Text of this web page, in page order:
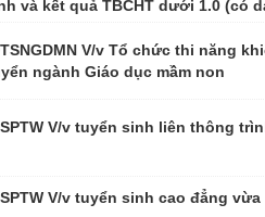
và kết quả TBCHT dưới 1.0 (có
V/v Tổ chức thi năng
ngành Giáo dục mầm non
V/v tuyển sinh liên thông
V/v tuyển sinh cao đẳng